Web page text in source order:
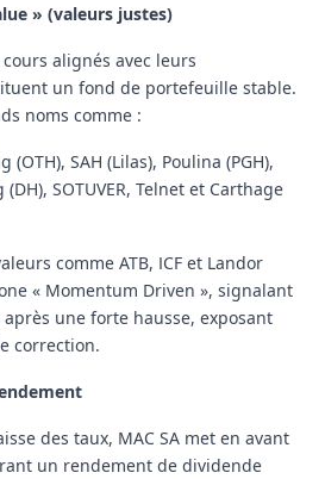
» (valeurs justes)
alignés avec leurs
un fond de portefeuille stable.
noms comme :
(OTH), SAH (Lilas), Poulina (PGH),
SOTUVER, Telnet et Carthage
comme ATB, ICF et Landor
« Momentum Driven », signalant
une forte hausse, exposant
correction.
des taux, MAC SA met en avant
un rendement de dividende